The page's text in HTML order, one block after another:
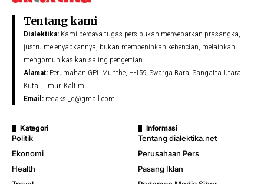
Tentang kami
Dialektika: Kami percaya tugas pers bukan menyebarkan prasangka,
justru melenyapkannya, bukan membenihkan kebencian, melainkan
mengomunikasikan saling pengertian.
Alamat: Perumahan GPL Munthe, H-159, Swarga Bara, Sangatta Utara,
Kutai Timur, Kaltim.
Email: redaksi_d@gmail.com
Kategori
Politik
Ekonomi
Health
Informasi
Tentang dialektika.net
Perusahaan Pers
Pasang Iklan